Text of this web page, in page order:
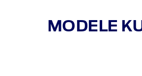
MODELE